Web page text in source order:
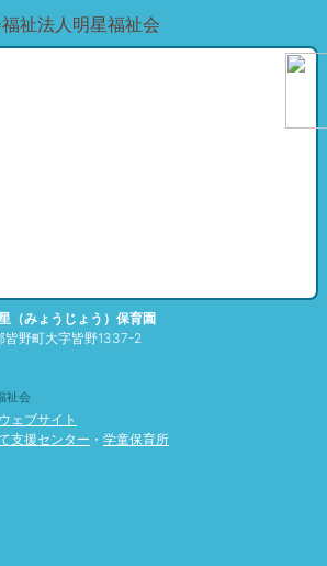
（みょうじょう）保育園
皆野町大字皆野1337-2
祉会
ェブサイト
支援センター ・ 学童保育所